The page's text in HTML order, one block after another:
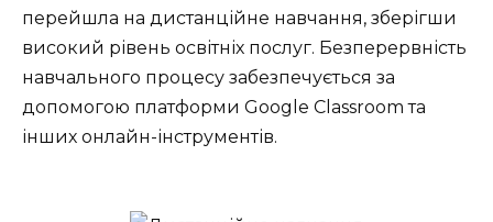
перейшла на дистанційне навчання, зберігши
високий рівень освітніх послуг. Безперервність
навчального процесу забезпечується за
допомогою платформи Google Classroom та
інших онлайн-інструментів.